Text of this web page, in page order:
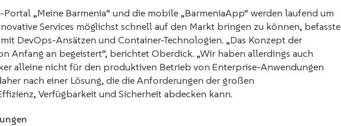
„Meine Barmenia“ und die mobile „BarmeniaApp“ werden laufend um
Services möglichst schnell auf den Markt bringen zu können, befasste
DevOps-Ansätzen und Container-Technologien. „Das Konzept der
Anfang an begeistert“, berichtet Oberdick. „Wir haben allerdings auch
alleine nicht für den produktiven Betrieb von Enterprise-Anwendungen
nach einer Lösung, die die Anforderungen der großen
Verfügbarkeit und Sicherheit abdecken kann.